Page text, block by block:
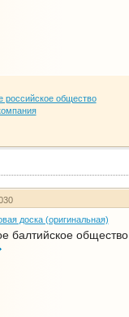
российское общество
доска (оригинальная)
балтийское общество